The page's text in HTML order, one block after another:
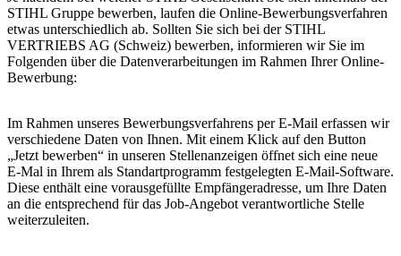
STIHL Gruppe bewerben, laufen die Online-Bewerbungsverfahren
etwas unterschiedlich ab. Sollten Sie sich bei der STIHL
VERTRIEBS AG (Schweiz) bewerben, informieren wir Sie im
Folgenden über die Datenverarbeitungen im Rahmen Ihrer Online-
Bewerbung:
Im Rahmen unseres Bewerbungsverfahrens per E-Mail erfassen wir
verschiedene Daten von Ihnen. Mit einem Klick auf den Button
„Jetzt bewerben“ in unseren Stellenanzeigen öffnet sich eine neue
E-Mal in Ihrem als Standartprogramm festgelegten E-Mail-Software.
Diese enthält eine vorausgefüllte Empfängeradresse, um Ihre Daten
an die entsprechend für das Job-Angebot verantwortliche Stelle
weiterzuleiten.